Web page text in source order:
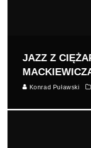
JAZZ Z
Konrad Puławski